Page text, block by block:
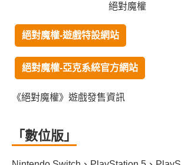
絕對魔權
絕對魔權-遊戲特設網站
絕對魔權-亞克系統官方網站
《絕對魔權》遊戲發售資訊
「數位版」